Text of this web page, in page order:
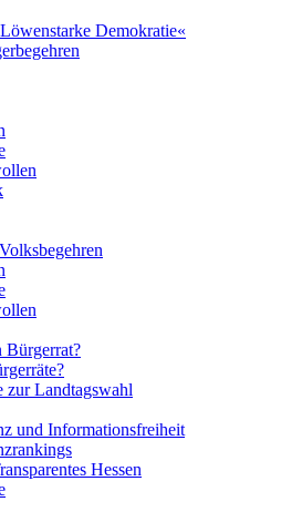
Demokratie«
Bürgerrat?
zur Landtagswahl
und Informationsfreiheit
Hessen